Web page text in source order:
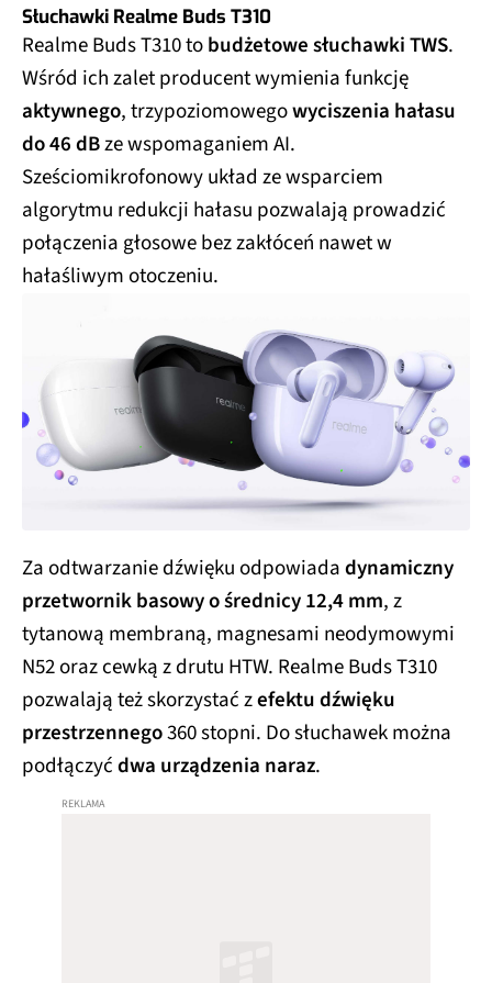
Słuchawki Realme Buds T310
Realme Buds T310 tobudżetowe słuchawki TWS.
Wśród ich zalet producent wymienia funkcję
aktywnego, trzypoziomowegowyciszenia hałasu
do 46 dBze wspomaganiem AI.
Sześciomikrofonowy układ ze wsparciem
algorytmu redukcji hałasu pozwalają prowadzić
połączenia głosowe bez zakłóceń nawet w
hałaśliwym otoczeniu.
Za odtwarzanie dźwięku odpowiadadynamiczny
przetwornik basowy o średnicy 12,4 mm, z
tytanową membraną, magnesami neodymowymi
N52 oraz cewką z drutu HTW. Realme Buds T310
pozwalają też skorzystać zefektu dźwięku
przestrzennego360 stopni. Do słuchawek można
podłączyćdwa urządzenia naraz.